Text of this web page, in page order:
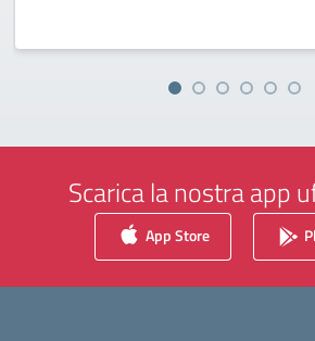
Scarica la nostra app
App Store